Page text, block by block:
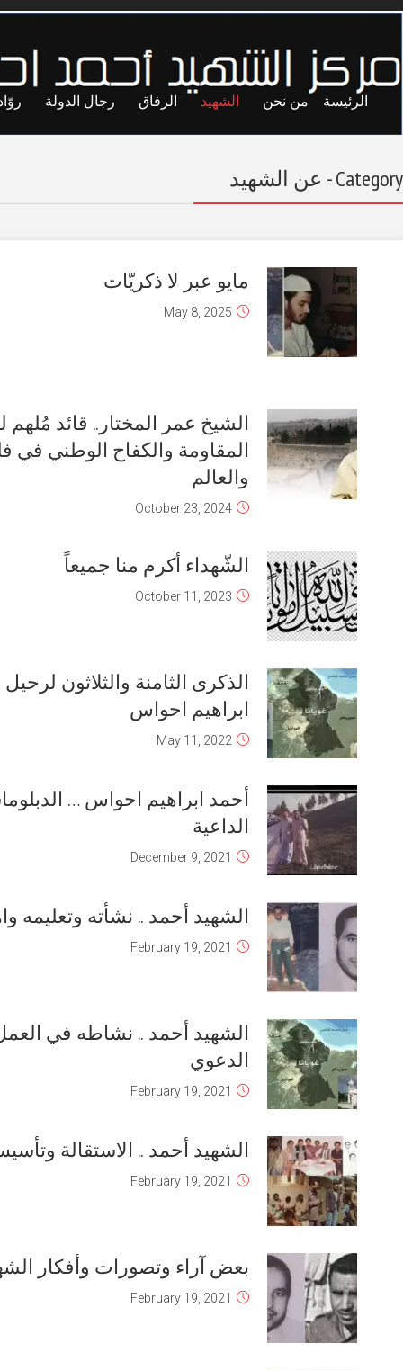
حريات تجارب المحاصصة معاول الهدم
شهادات حول جهود الشهيد أحمد
“الدعوية والتعليمية والتنظيمية” التي
قدمها لمسلمي غويانا
الشهيد أحمد .. الإعداد والدخول ونيل
الشهادة
May 8, 2025
بيان عمر المختار الشهير
August 13, 2024
قصة عجيبة عايشتها أرويها لكم عن
الشهيد أحمد احواس
December 11, 2022
سيرة عطرة مغيبة .. الشهيد بإذن الله
الرائد أحمد إبراهيم حواس
May 11, 2022
السيرة الذاتية للشهيد: من الولادة إلى
الإستقالة
August 17, 2021
الشهيد أحمد .. في الكلية العسكرية
وضابطا
February 19, 2021
إعلان استقالة الشهيد
February 19, 2021
الشهيد أحمد .. نماذج من مقالاته
February 19, 2021